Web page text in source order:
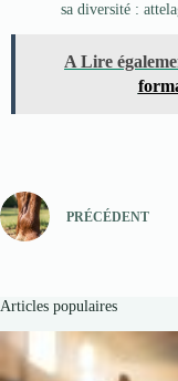
sa diversité :
A Lire
PRÉCÉDENT
Articles populaires